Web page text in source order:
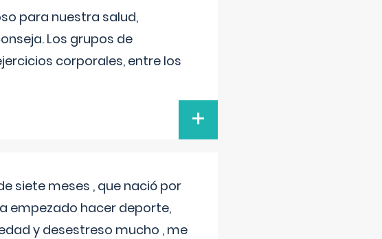
para nuestra salud,
Los grupos de
corporales, entre los
+
siete meses , que nació por
empezado hacer deporte,
y desestreso mucho , me